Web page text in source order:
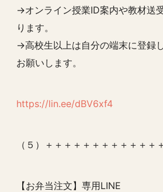
→オンライン授業ID案内や教材送
ります。
→高校生以上は自分の端末に登録
お願いします。
https://lin.ee/dBV6xf4
（５）＋＋＋＋＋＋＋＋＋＋＋＋
【お弁当注文】専用LINE